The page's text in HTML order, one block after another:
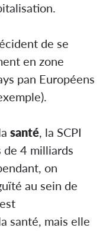
de se
en zone
pan Européens
santé, la SCPI
de 4 milliards
on
au sein de
santé, mais elle